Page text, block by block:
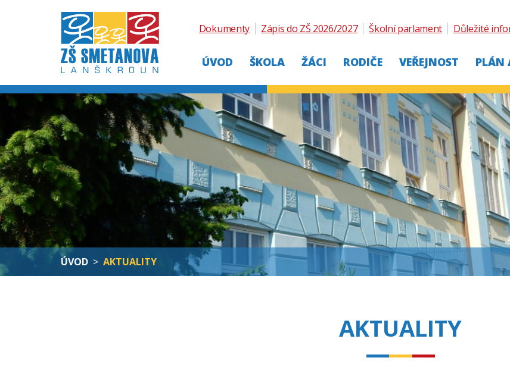
ÚVOD ŠKOLA ŽÁCI RODIČE VEŘEJNOST PLÁN
Dokumenty Zápis do ZŠ 2026/2027 Školní parlament Důležité
ÚVOD > AKTUALITY
AKTUALITY